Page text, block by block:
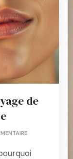
de
L’IMPORTANCE
NETTOYAGE